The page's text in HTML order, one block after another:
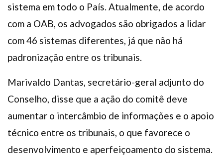
sistema em todo o País. Atualmente, de acordo
com a OAB, os advogados são obrigados a lidar
com 46 sistemas diferentes, já que não há
padronização entre os tribunais.
Marivaldo Dantas, secretário-geral adjunto do
Conselho, disse que a ação do comitê deve
aumentar o intercâmbio de informações e o apoio
técnico entre os tribunais, o que favorece o
desenvolvimento e aperfeiçoamento do sistema.